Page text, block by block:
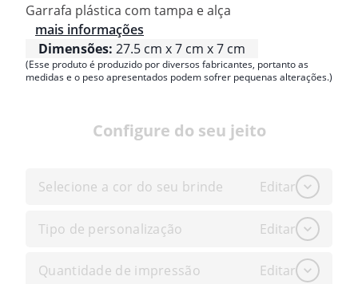
Garrafa plástica com tampa e alça
mais informações
Dimensões: 27.5 cm x 7 cm x 7 cm
(Esse produto é produzido por diversos fabricantes, portanto as
medidas e o peso apresentados podem sofrer pequenas alterações.)
Configure do seu jeito
Selecione a cor do seu brinde Editar
Tipo de personalização Editar
Quantidade de impressão Editar